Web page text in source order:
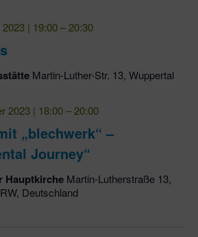
| 19:00–20:30
Martin-Luther-Str. 13, Wuppertal
„blechwerk“ –
Journey“
2023 | 18:00–20:00
Hauptkirche Martin-Lutherstraße 13,
Deutschland